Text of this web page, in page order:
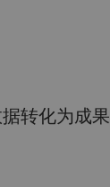
转化为成果